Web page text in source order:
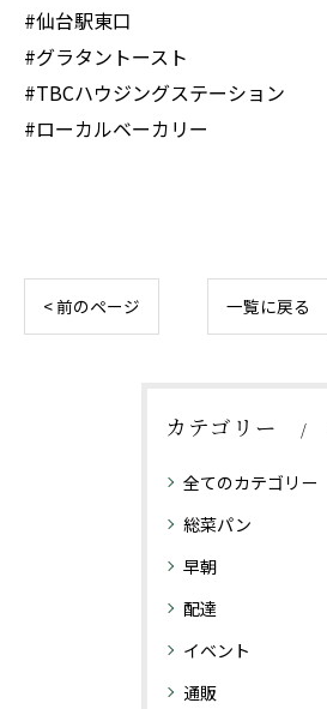
#仙台駅東口
#グラタントースト
#TBCハウジングステーション
#ローカルベーカリー
< 前のページ 一覧に戻る
カテゴリー
全てのカテゴリー
総菜パン
早朝
配達
イベント
通販